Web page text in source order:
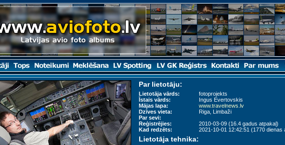
Par lietotāju:
Lietotāja vārds:
fotoprojekts
Īstais vārds:
Ingus Evertovskis
Mājas lapa:
www.travelnews.lv
Dzīves vieta:
Riga, Limbaži
Par sevi:
Reģistrējies:
2010-03-09 (16.4 gadus atpakaļ)
Kad redzēts:
2021-10-01 12:42:51 (1770 dienas
Lietotāja tehnika: